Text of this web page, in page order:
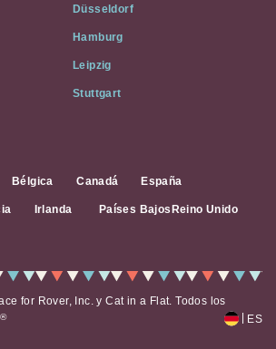
Düsseldorf
Hamburg
Leipzig
Stuttgart
Bélgica Canadá España
Irlanda Países Bajos Reino Unido
for Rover, Inc. y Cat in a Flat. Todos los
® ES